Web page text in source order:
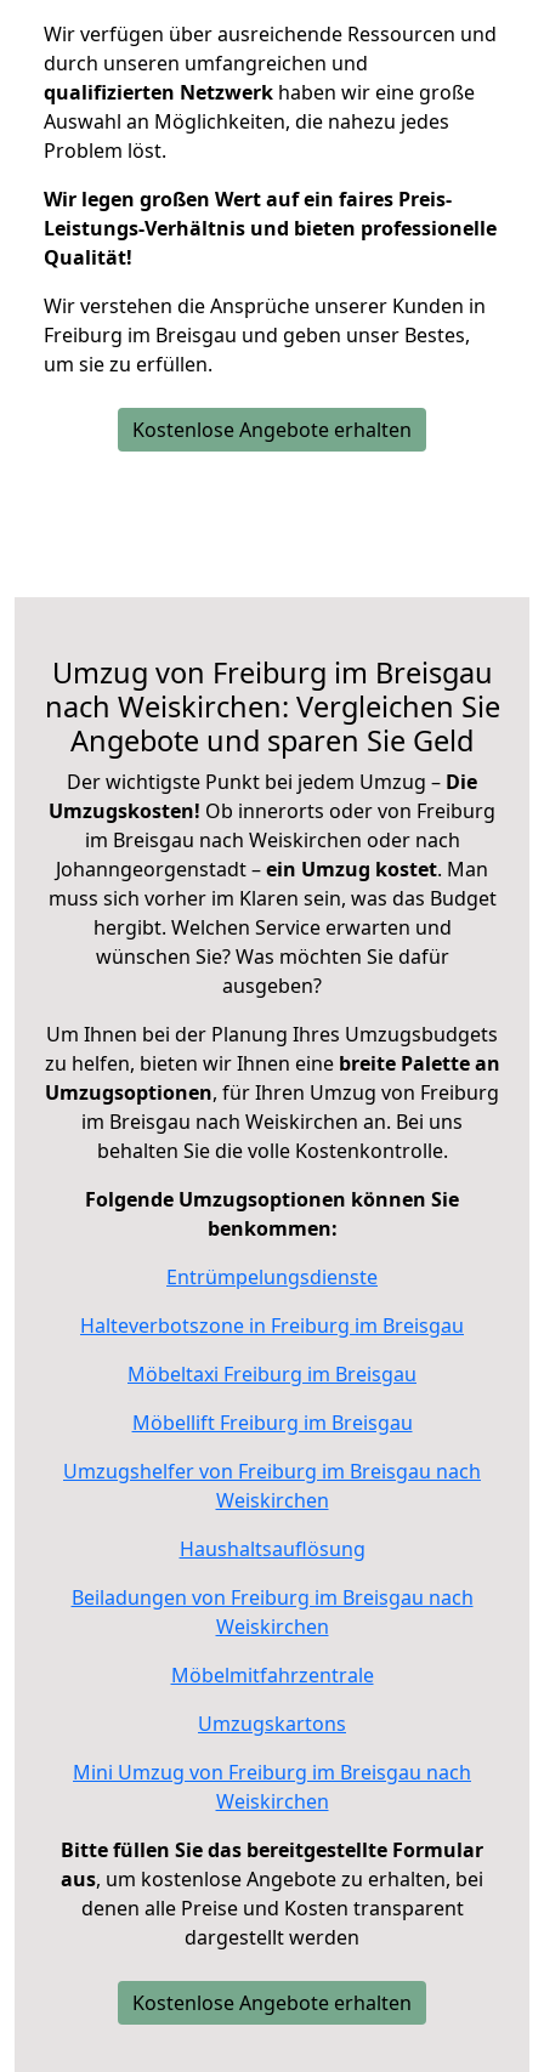
Wir verfügen über ausreichende Ressourcen und
durch unseren umfangreichen und
qualifizierten Netzwerk haben wir eine große
Auswahl an Möglichkeiten, die nahezu jedes
Problem löst.
Wir legen großen Wert auf ein faires Preis-
Leistungs-Verhältnis und bieten professionelle
Qualität!
Wir verstehen die Ansprüche unserer Kunden in
Freiburg im Breisgau und geben unser Bestes,
um sie zu erfüllen.
Kostenlose Angebote erhalten
Umzug von Freiburg im Breisgau
nach Weiskirchen: Vergleichen Sie
Angebote und sparen Sie Geld
Der wichtigste Punkt bei jedem Umzug – Die
Umzugskosten! Ob innerorts oder von Freiburg
im Breisgau nach Weiskirchen oder nach
Johanngeorgenstadt –ein Umzug kostet. Man
muss sich vorher im Klaren sein, was das Budget
hergibt. Welchen Service erwarten und
wünschen Sie? Was möchten Sie dafür
ausgeben?
Um Ihnen bei der Planung Ihres Umzugsbudgets
zu helfen, bieten wir Ihnen eine breite Palette an
Umzugsoptionen, für Ihren Umzug von Freiburg
im Breisgau nach Weiskirchen an. Bei uns
behalten Sie die volle Kostenkontrolle.
Folgende Umzugsoptionen können Sie
benkommen:
Entrümpelungsdienste
Halteverbotszone in Freiburg im Breisgau
Möbeltaxi Freiburg im Breisgau
Möbellift Freiburg im Breisgau
Umzugshelfer von Freiburg im Breisgau nach
Weiskirchen
Haushaltsauflösung
Beiladungen von Freiburg im Breisgau nach
Weiskirchen
Möbelmitfahrzentrale
Umzugskartons
Mini Umzug von Freiburg im Breisgau nach
Weiskirchen
Bitte füllen Sie das bereitgestellte Formular
aus, um kostenlose Angebote zu erhalten, bei
denen alle Preise und Kosten transparent
dargestellt werden
Kostenlose Angebote erhalten